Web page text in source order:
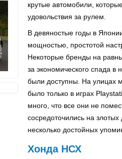
крутые автомобили,
удовольствия за рулем.
В девяностые годы в
мощностью, простотой
Некоторые бренды на
за экономического спада
были доступны. На улицах
было только в играх
много, что все они не
сосредоточились на
несколько достойных
Хонда НСХ